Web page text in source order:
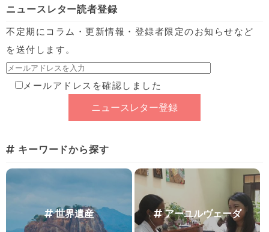
ニュースレター読者登録
不定期にコラム・更新情報・登録者限定のお知らせなど
を送付します。
メールアドレスを確認しました
キーワードから探す
世界遺産 アーユルヴェーダ